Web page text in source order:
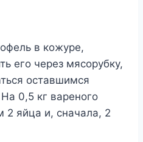
в кожуре,
его через мясорубку,
оставшимся
0,5 кг вареного
2 яйца и, сначала, 2